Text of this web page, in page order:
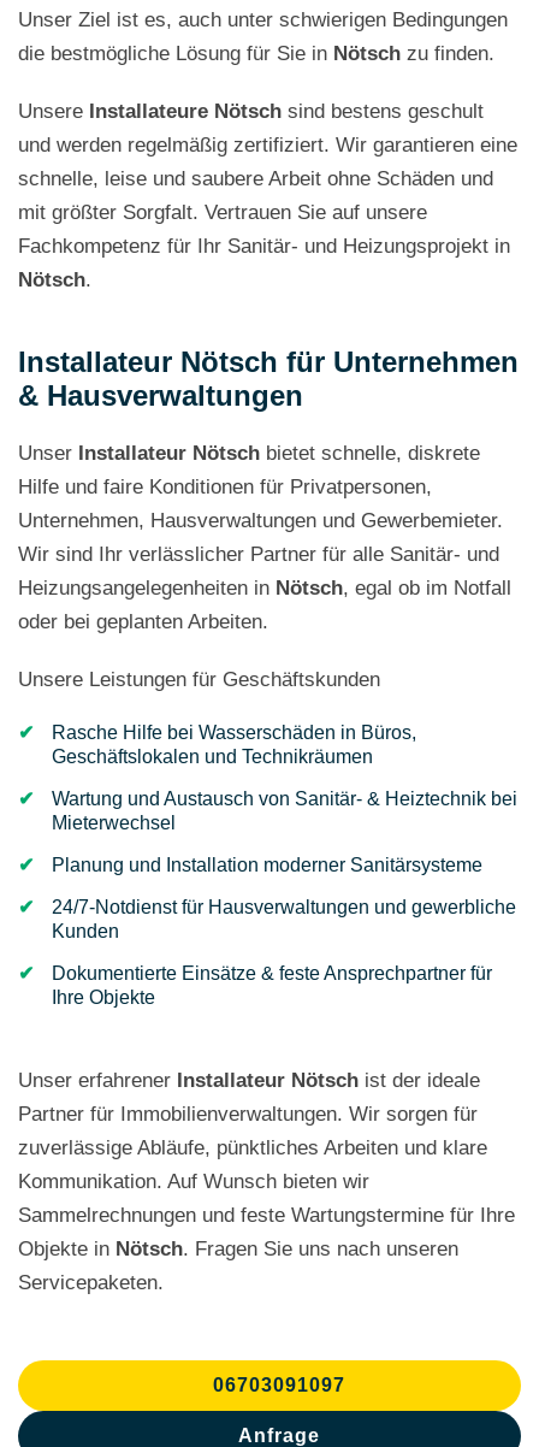
Unser Ziel ist es, auch unter schwierigen Bedingungen
die bestmögliche Lösung für Sie in Nötsch zu finden.
Unsere Installateure Nötsch sind bestens geschult
und werden regelmäßig zertifiziert. Wir garantieren eine
schnelle, leise und saubere Arbeit ohne Schäden und
mit größter Sorgfalt. Vertrauen Sie auf unsere
Fachkompetenz für Ihr Sanitär- und Heizungsprojekt in
Nötsch.
Installateur Nötsch für Unternehmen
& Hausverwaltungen
Unser Installateur Nötsch bietet schnelle, diskrete
Hilfe und faire Konditionen für Privatpersonen,
Unternehmen, Hausverwaltungen und Gewerbemieter.
Wir sind Ihr verlässlicher Partner für alle Sanitär- und
Heizungsangelegenheiten in Nötsch, egal ob im Notfall
oder bei geplanten Arbeiten.
Unsere Leistungen für Geschäftskunden
Rasche Hilfe bei Wasserschäden in Büros,
Geschäftslokalen und Technikräumen
Wartung und Austausch von Sanitär- & Heiztechnik bei
Mieterwechsel
Planung und Installation moderner Sanitärsysteme
24/7-Notdienst für Hausverwaltungen und gewerbliche
Kunden
Dokumentierte Einsätze & feste Ansprechpartner für
Ihre Objekte
Unser erfahrener Installateur Nötsch ist der ideale
Partner für Immobilienverwaltungen. Wir sorgen für
zuverlässige Abläufe, pünktliches Arbeiten und klare
Kommunikation. Auf Wunsch bieten wir
Sammelrechnungen und feste Wartungstermine für Ihre
Objekte in Nötsch. Fragen Sie uns nach unseren
Servicepaketen.
06703091097
Anfrage